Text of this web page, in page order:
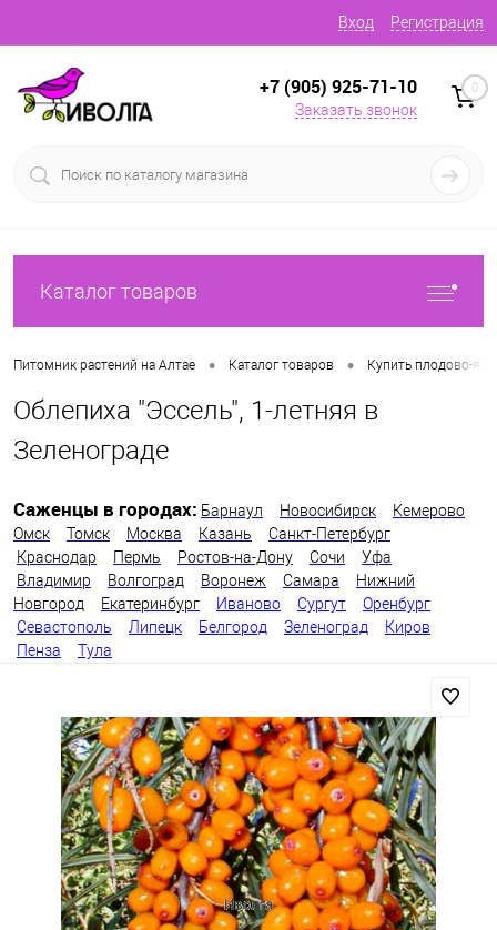
Вход Регистрация
+7 (905) 925-71-10
Заказать звонок
0
Каталог товаров
Питомник растений на Алтае • Каталог товаров • Купить плодово-
Облепиха "Эссель", 1-летняя в
Зеленограде
Саженцы в городах: Барнаул Новосибирск
Кемерово
Омск
Томск Москва Казань
Санкт-Петербург
Краснодар
Пермь Ростов-на-Дону Сочи
Уфа
Владимир
Волгоград Воронеж Самара
Нижний
Новгород
Екатеринбург Иваново Сургут
Оренбург
Севастополь
Липецк Белгород Зеленоград
Киров
Пенза
Тула